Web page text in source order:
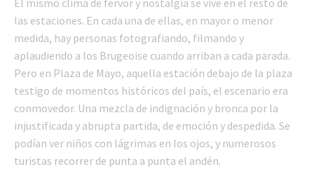
las estaciones. En cada una de ellas, en mayor o menor
medida, hay personas fotografiando, filmando y
aplaudiendo a los Brugeoise cuando arriban a cada parada.
Pero en Plaza de Mayo, aquella estación debajo de la plaza
testigo de momentos históricos del país, el escenario era
conmovedor. Una mezcla de indignación y bronca por la
injustificada y abrupta partida, de emoción y despedida. Se
podían ver niños con lágrimas en los ojos, y numerosos
turistas recorrer de punta a punta el andén.